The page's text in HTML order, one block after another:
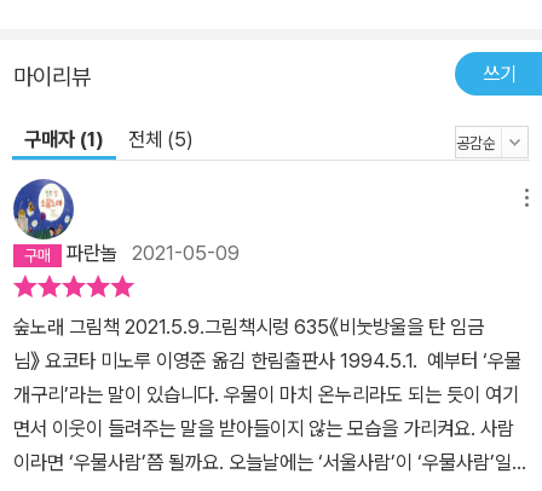
마이리뷰 쓰기
구매자 (1) 전체 (5)
파란놀 2021-05-09
숲노래 그림책 2021.5.9.그림책시렁 635《비눗방울을 탄 임금
님》 요코타 미노루 이영준 옮김 한림출판사 1994.5.1. 예부터 ‘우물
개구리’라는 말이 있습니다. 우물이 마치 온누리라도 되는 듯이 여기
면서 이웃이 들려주는 말을 받아들이지 않는 모습을 가리켜요. 사람
이라면 ‘우물사람’쯤 될까요. 오늘날에는 ‘서울사람’이 ‘우물사람’일